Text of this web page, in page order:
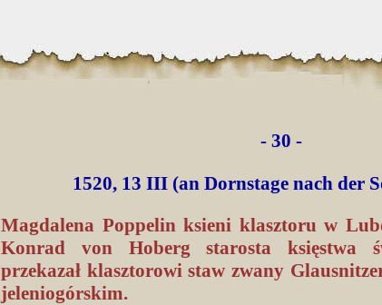
- 30 -
1520, 13 III (an Dornstage nach der
Magdalena Poppelin ksieni klasztoru w
Konrad von Hoberg starosta księstwa
przekazał klasztorowi staw zwany
jeleniogórskim.